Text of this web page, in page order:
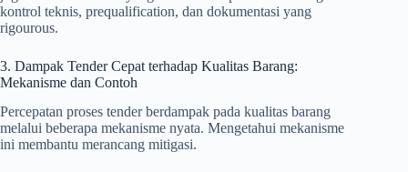
kontrol teknis, prequalification, dan dokumentasi yang
rigourous.
3. Dampak Tender Cepat terhadap Kualitas Barang:
Mekanisme dan Contoh
Percepatan proses tender berdampak pada kualitas barang
melalui beberapa mekanisme nyata. Mengetahui mekanisme
ini membantu merancang mitigasi.